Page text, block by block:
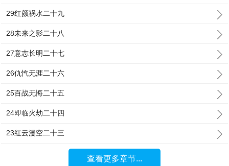
29红颜祸水二十九
28未来之影二十八
27意志长明二十七
26仇忾无涯二十六
25百战无悔二十五
24即临火劫二十四
23红云漫空二十三
查看更多章节...